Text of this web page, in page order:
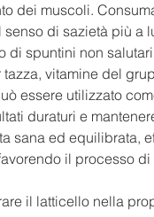
dei muscoli.
senso di sazietà più a
di spuntini non
tazza, vitamine del
essere utilizzato
duraturi e
sana ed equilibrata,
il processo
il latticello nella